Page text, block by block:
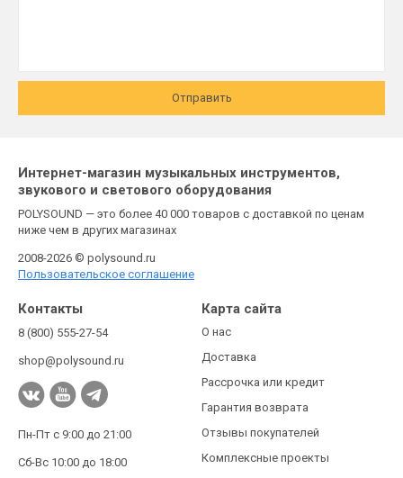
Отправить
Интернет-магазин музыкальных инструментов,
звукового и светового оборудования
POLYSOUND — это более 40 000 товаров с доставкой по ценам
ниже чем в других магазинах
2008-2026 © polysound.ru
Пользовательское соглашение
Контакты
8 (800) 555-27-54
shop@polysound.ru
Пн-Пт с 9:00 до 21:00
Сб-Вс 10:00 до 18:00
Карта сайта
О нас
Доставка
Рассрочка или кредит
Гарантия возврата
Отзывы покупателей
Комплексные проекты